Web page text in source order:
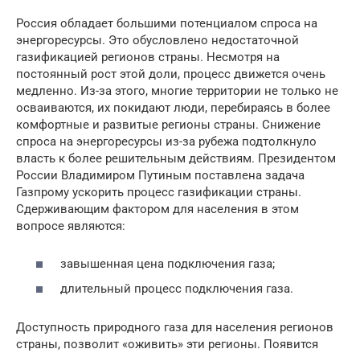
Россия обладает большими потенциалом спроса на
энергоресурсы. Это обусловлено недостаточной
газификацией регионов страны. Несмотря на
постоянный рост этой доли, процесс движется очень
медленно. Из-за этого, многие территории не только не
осваиваются, их покидают люди, перебираясь в более
комфортные и развитые регионы страны. Снижение
спроса на энергоресурсы из-за рубежа подтолкнуло
власть к более решительным действиям. Президентом
России Владимиром Путиным поставлена задача
Газпрому ускорить процесс газификации страны.
Сдерживающим фактором для населения в этом
вопросе являются:
завышенная цена подключения газа;
длительный процесс подключения газа.
Доступность природного газа для населения регионов
страны, позволит «оживить» эти регионы. Появится